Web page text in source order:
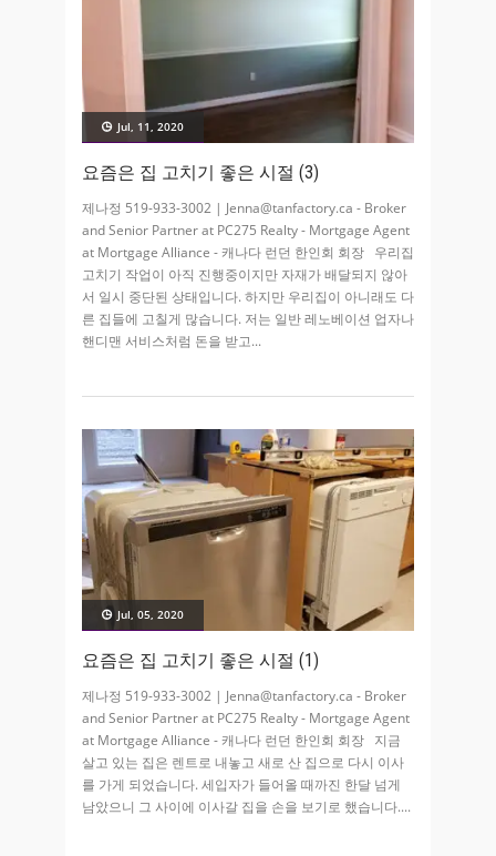
Jul, 11, 2020
요즘은 집 고치기 좋은 시절 (3)
제나정 519-933-3002 | Jenna@tanfactory.ca - Broker
and Senior Partner at PC275 Realty - Mortgage Agent
at Mortgage Alliance - 캐나다 런던 한인회 회장 우리집
고치기 작업이 아직 진행중이지만 자재가 배달되지 않아
서 일시 중단된 상태입니다. 하지만 우리집이 아니래도 다
른 집들에 고칠게 많습니다. 저는 일반 레노베이션 업자나
핸디맨 서비스처럼 돈을 받고
Jul, 05, 2020
요즘은 집 고치기 좋은 시절 (1)
제나정 519-933-3002 | Jenna@tanfactory.ca - Broker
and Senior Partner at PC275 Realty - Mortgage Agent
at Mortgage Alliance - 캐나다 런던 한인회 회장 지금
살고 있는 집은 렌트로 내놓고 새로 산 집으로 다시 이사
를 가게 되었습니다. 세입자가 들어올 때까진 한달 넘게
남았으니 그 사이에 이사갈 집을 손을 보기로 했습니다.